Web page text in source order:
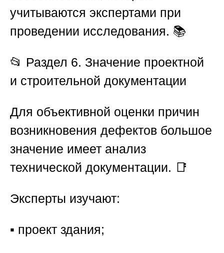
учитываются экспертами при
проведении исследования. 📚
📂 Раздел 6. Значение проектной
и строительной документации
Для объективной оценки причин
возникновения дефектов большое
значение имеет анализ
технической документации. 📑
Эксперты изучают:
▪️ проект здания;